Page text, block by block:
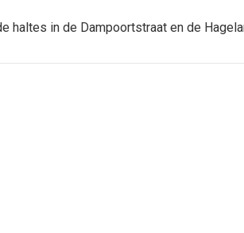
in de Dampoortstraat en de